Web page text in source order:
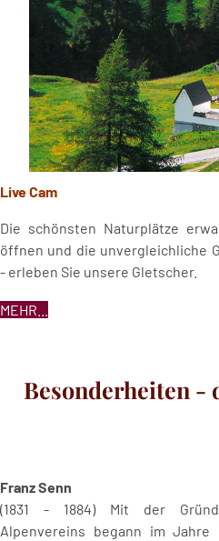
Live Cam
Die schönsten Naturplätze
öffnen und die unvergleichliche
- erleben Sie unsere Gletscher.
MEHR...
Besonderheiten -
Franz Senn
(1831 - 1884) Mit der
Alpenvereins begann im